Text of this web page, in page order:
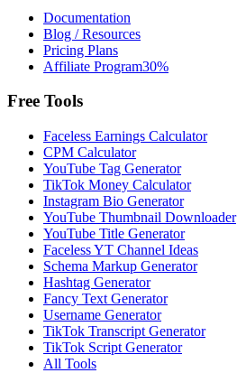
Documentation
Blog / Resources
Pricing Plans
Affiliate Program30%
Free Tools
Faceless Earnings Calculator
CPM Calculator
YouTube Tag Generator
TikTok Money Calculator
Instagram Bio Generator
YouTube Thumbnail Downloader
YouTube Title Generator
Faceless YT Channel Ideas
Schema Markup Generator
Hashtag Generator
Fancy Text Generator
Username Generator
TikTok Transcript Generator
TikTok Script Generator
All Tools